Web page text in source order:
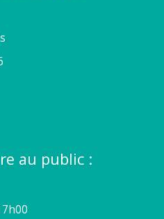
au public :